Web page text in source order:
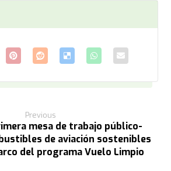
Previous
mesa de trabajo público-
de aviación sostenibles
del programa Vuelo Limpio